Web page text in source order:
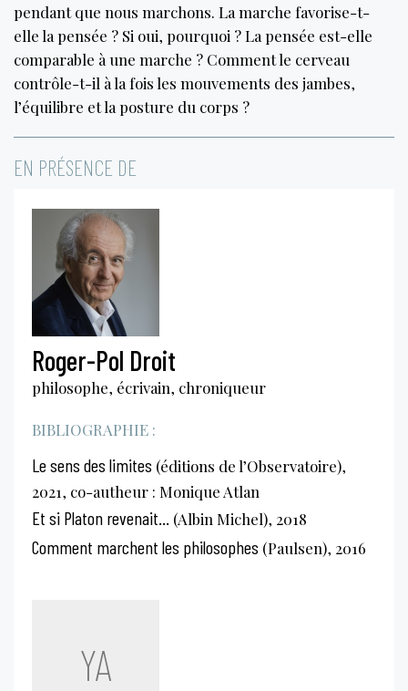
pendant que nous marchons. La marche favorise-t-
elle la pensée ? Si oui, pourquoi ? La pensée est-elle
comparable à une marche ? Comment le cerveau
contrôle-t-il à la fois les mouvements des jambes,
l’équilibre et la posture du corps ?
EN PRÉSENCE DE
Roger-Pol Droit
philosophe, écrivain, chroniqueur
BIBLIOGRAPHIE :
Le sens des limites (éditions de l’Observatoire),
2021, co-autheur : Monique Atlan
Et si Platon revenait... (Albin Michel), 2018
Comment marchent les philosophes (Paulsen), 2016
YA